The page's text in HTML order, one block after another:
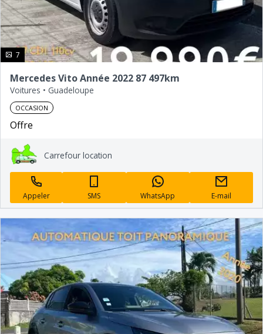
7 photo(s)
Mercedes Vito Année 2022 87 497km
Voitures • Guadeloupe
OCCASION
Offre
Carrefour location
Appeler SMS WhatsApp E-mail